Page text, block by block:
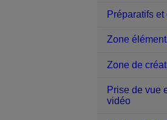
Préparatifs
Zone
Zone de
Prise de vue
vidéo